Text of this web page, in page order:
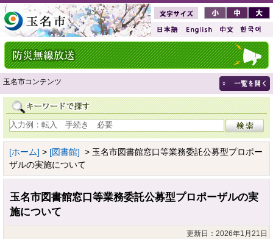
玉名市コンテンツ
[ホーム] > [図書館] > 玉名市図書館窓口等業務委託公募型プロポー
ザルの実施について
玉名市図書館窓口等業務委託公募型プロポーザルの実
施について
更新日：2026年1月21日